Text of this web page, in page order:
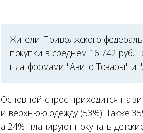
Жители Приволжского
покупки в среднем 16 742 руб.
платформами "Авито Товары" и
Основной спрос приходится на
и верхнюю одежду (53%). Также
а 24% планируют покупать